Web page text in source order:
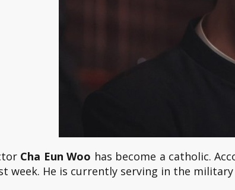
Cha Eun Woo has become a catholic.
week. He is currently serving in the